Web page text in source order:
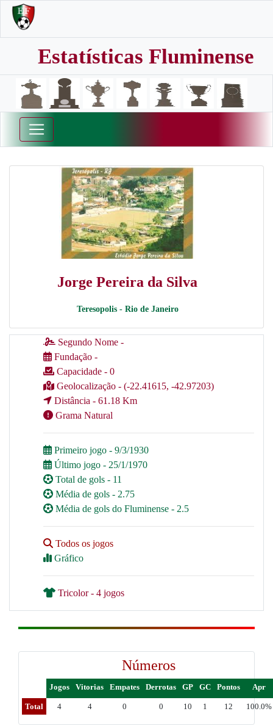
Estatísticas Fluminense
Jorge Pereira da Silva
Teresopolis - Rio de Janeiro
Segundo Nome -
Fundação -
Capacidade - 0
Geolocalização - (-22.41615, -42.97203)
Distância - 61.18 Km
Grama Natural
Primeiro jogo - 9/3/1930
Último jogo - 25/1/1970
Total de gols - 11
Média de gols - 2.75
Média de gols do Fluminense - 2.5
Todos os jogos
Gráfico
Tricolor - 4 jogos
Números
Jogos Vitorias Empates Derrotas GP GC Pontos Apr
Total 4 4 0 0 10 1 12 100.0%